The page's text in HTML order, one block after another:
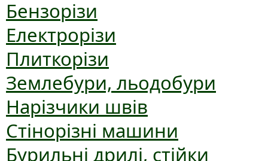
Бензорізи
Електрорізи
Плиткорізи
Землебури, льодобури
Нарізчики швів
Стінорізні машини
Бурильні дрилі, стійки